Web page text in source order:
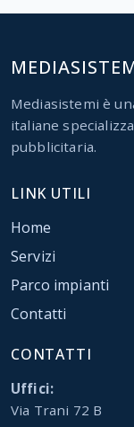
Mediasistemi è
italiane
pubblicitaria.
LINK UTILI
Home
Servizi
Parco impianti
Contatti
CONTATTI
Uffici:
Via Trani 72 B